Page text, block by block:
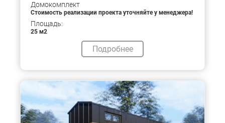
Домокомплект
Стоимость реализации проекта уточняйте у менеджера!
Площадь:
25 м2
Подробнее